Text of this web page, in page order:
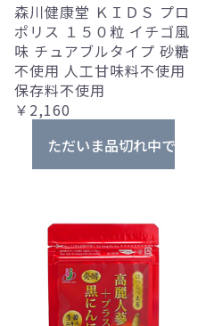
森川健康堂 ＫＩＤＳ プロ
ポリス １５０粒 イチゴ風
味 チュアブルタイプ 砂糖
不使用 人工甘味料不使用
保存料不使用
￥2,160
ただいま品切れ中です。